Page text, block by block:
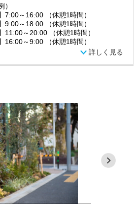
）
7:00～16:00 （休憩1時間）
9:00～18:00 （休憩1時間）
11:00～20:00 （休憩1時間）
16:00～9:00 （休憩1時間）
詳しく見る